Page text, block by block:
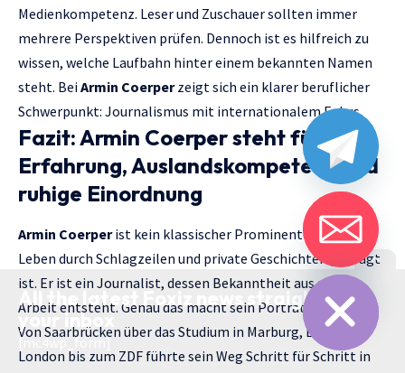
Medienkompetenz. Leser und Zuschauer sollten immer
mehrere Perspektiven prüfen. Dennoch ist es hilfreich zu
wissen, welche Laufbahn hinter einem bekannten Namen
steht. BeiArmin Coerperzeigt sich ein klarer beruflicher
Schwerpunkt: Journalismus mit internationalem Fokus.
Fazit: Armin Coerper steht für
Erfahrung, Auslandskompetenz und
ruhige Einordnung
Armin Coerperist kein klassischer Prominenter, dessen
Leben durch Schlagzeilen und private Geschichten geprägt
ist. Er ist ein Journalist, dessen Bekanntheit aus seiner
Arbeit entsteht. Genau das macht sein Porträt spannend.
Von Saarbrücken über das Studium in Marburg, Berlin und
London bis zum ZDF führte sein Weg Schritt für Schritt in
All the latest Foxiz news straight to
your inbox
[mc4wp_form]
Hide
chaty